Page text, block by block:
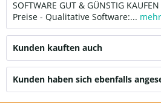
SOFTWARE GUT & GÜNSTIG
Preise - Qualitative Software:... mehr
Kunden kauften auch
Kunden haben sich ebenfalls